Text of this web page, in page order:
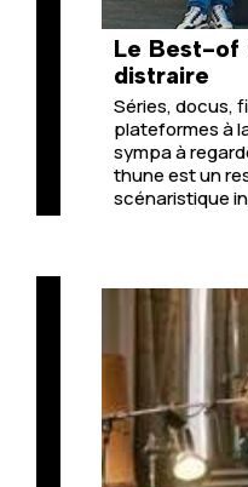
Le Best-of
distraire
Séries, docus,
plateformes à
sympa à
thune est un
scénaristique